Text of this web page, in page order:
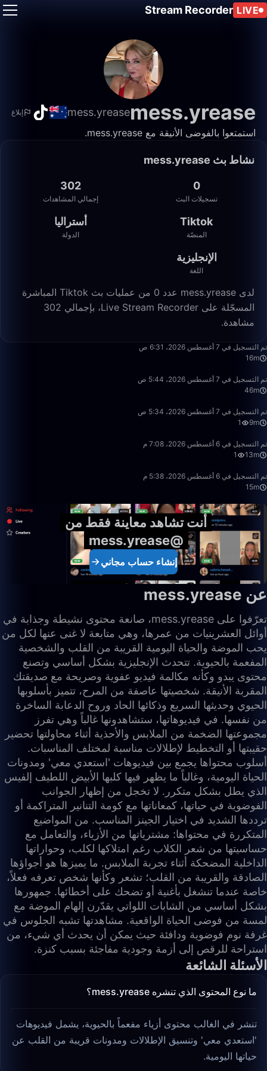
LIVE
Stream Recorder
mess.yrease
mess.yrease إبلاغ
استمتعوا بالفوضى الأنيقة مع mess.yrease.
نشاط بث mess.yrease
0
تسجيلات البث
302
إجمالي المشاهدات
Tiktok
المنصّة
أستراليا
الدولة
الإنجليزية
اللغة
لدى mess.yrease عدد 0 من عمليات بث Tiktok المباشرة
المسجّلة على Live Stream Recorder، بإجمالي 302
مشاهدة.
تم التسجيل في 7 أغسطس 2026، 6:31 ص
16m
46:23
تم التسجيل في 7 أغسطس 2026، 5:44 ص
46m
9:55
تم التسجيل في 7 أغسطس 2026، 5:34 ص
9m
1
13:31
تم التسجيل في 6 أغسطس 2026، 7:08 م
13m
1
15:39
تم التسجيل في 6 أغسطس 2026، 5:38 م
15m
أنت تشاهد معاينة فقط من
@mess.yrease
إنشاء حساب مجاني
عن mess.yrease
تعرّفوا على mess.yrease، صانعة محتوى نشيطة وجذابة في
أوائل العشرينيات من عمرها، وهي متابعة لا غنى عنها لكل من
يحب الموضة والحياة اليومية القريبة من القلب والشخصية
المفعمة بالحيوية. تتحدث الإنجليزية بشكل أساسي وتصنع
محتوى يبدو وكأنه مكالمة فيديو عفوية وصريحة مع صديقتك
المقربة الأنيقة. شخصيتها عاصفة من المرح، تتميز بأسلوبها
الحيوي وحديثها السريع وذكائها الحاد وروح الدعابة الساخرة
من نفسها. في فيديوهاتها، ستشاهدونها غالباً وهي تفرز
مجموعتها الضخمة من الملابس والأحذية أثناء محاولتها تحضير
حقيبتها أو التخطيط لإطلالات مناسبة لمختلف المناسبات.
أسلوب محتواها يجمع بين فيديوهات 'استعدي معي' ومدونات
الحياة اليومية، وغالباً ما يظهر فيها كلبها الأبيض اللطيف إلفيس
الذي يطل بشكل متكرر. لا تخجل من إظهار الجوانب
الفوضوية في حياتها، كمعاناتها مع كومة التنانير المتراكمة أو
ترددها الشديد في اختيار الجينز المناسب. من المواضيع
المتكررة في محتواها: مشترياتها من الأزياء، والتعامل مع
حساسيتها من شعر الكلاب رغم امتلاكها لكلب، وحواراتها
الداخلية المضحكة أثناء تجربة الملابس. ما يميزها هو أجواؤها
الصادقة والقريبة من القلب؛ تشعر وكأنها شخص تعرفه فعلاً،
خاصة عندما تنشغل بأغنية أو تضحك على أخطائها. جمهورها
بشكل أساسي من الشابات اللواتي يقدّرن إلهام الموضة مع
لمسة من فوضى الحياة الواقعية. مشاهدتها تشبه الجلوس في
غرفة نوم فوضوية ودافئة حيث يمكن أن يحدث أي شيء، من
استراحة للرقص إلى أزمة وجودية مفاجئة بسبب كنزة.
الأسئلة الشائعة
ما نوع المحتوى الذي تنشره mess.yrease؟
تنشر في الغالب محتوى أزياء مفعماً بالحيوية، يشمل فيديوهات
'استعدي معي' وتنسيق الإطلالات ومدونات قريبة من القلب عن
حياتها اليومية.